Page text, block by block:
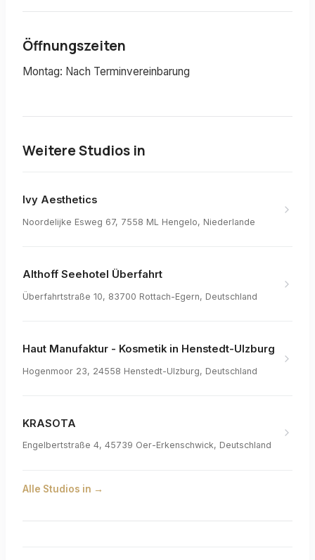
Öffnungszeiten
Montag: Nach Terminvereinbarung
Weitere Studios in
Ivy Aesthetics
Noordelijke Esweg 67, 7558 ML Hengelo, Niederlande
Althoff Seehotel Überfahrt
Überfahrtstraße 10, 83700 Rottach-Egern, Deutschland
Haut Manufaktur - Kosmetik in Henstedt-Ulzburg
Hogenmoor 23, 24558 Henstedt-Ulzburg, Deutschland
KRASOTA
Engelbertstraße 4, 45739 Oer-Erkenschwick, Deutschland
Alle Studios in →